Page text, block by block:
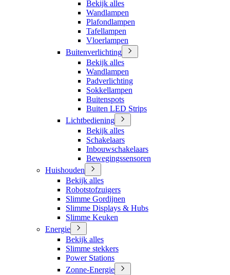
Bekijk alles
Wandlampen
Plafondlampen
Tafellampen
Vloerlampen
Buitenverlichting
Bekijk alles
Wandlampen
Padverlichting
Sokkellampen
Buitenspots
Buiten LED Strips
Lichtbediening
Bekijk alles
Schakelaars
Inbouwschakelaars
Bewegingssensoren
Huishouden
Bekijk alles
Robotstofzuigers
Slimme Gordijnen
Slimme Displays & Hubs
Slimme Keuken
Energie
Bekijk alles
Slimme stekkers
Power Stations
Zonne-Energie